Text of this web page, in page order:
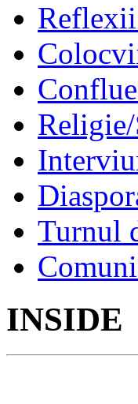
Turnul
INSIDE